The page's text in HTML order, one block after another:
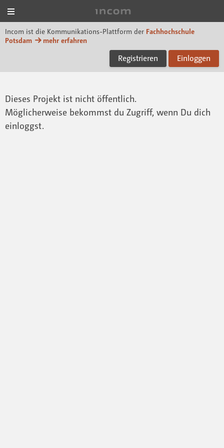
Incom ist die Kommunikations-Plattform der Fachhochschule
Potsdam
mehr erfahren
Registrieren Einloggen
Dieses Projekt ist nicht öffentlich.
Möglicherweise bekommst du Zugriff, wenn Du dich
einloggst.